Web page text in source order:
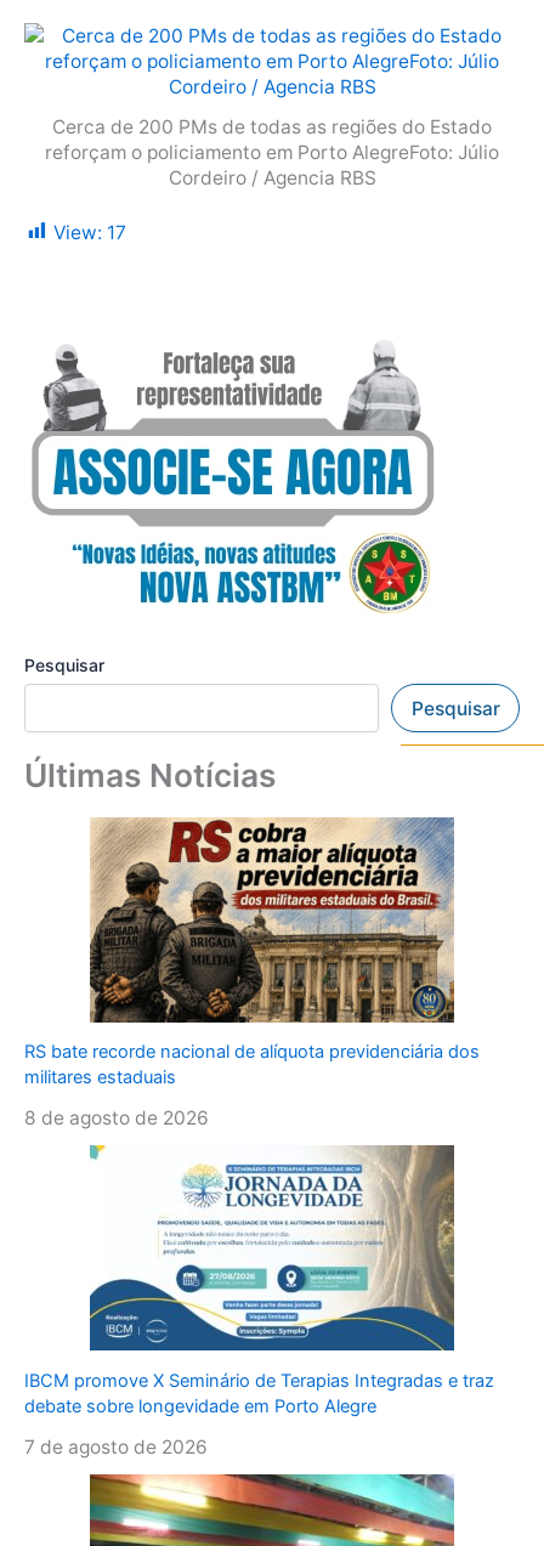
Cerca de 200 PMs de todas as regiões do Estado
reforçam o policiamento em Porto AlegreFoto: Júlio
Cordeiro / Agencia RBS
View: 17
Pesquisar
Pesquisar
Últimas Notícias
RS bate recorde nacional de alíquota previdenciária dos
militares estaduais
8 de agosto de 2026
IBCM promove X Seminário de Terapias Integradas e traz
debate sobre longevidade em Porto Alegre
7 de agosto de 2026